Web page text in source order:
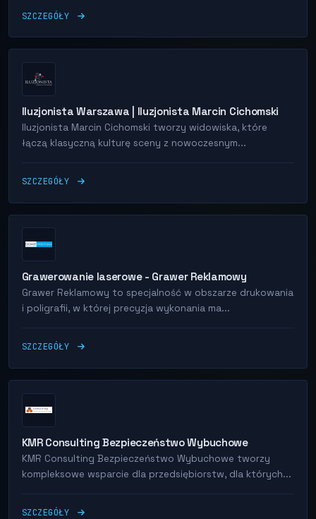
SZCZEGÓŁY
Iluzjonista Warszawa | Iluzjonista Marcin Cichomski
Iluzjonista Marcin Cichomski tworzy widowiska, które
łączą klasyczną kulturę sceny z nowoczesnym...
SZCZEGÓŁY
Grawerowanie laserowe - Grawer Reklamowy
Grawer Reklamowy to specjalność w obszarze drukowania
i poligrafii, w której precyzja wykonania ma...
SZCZEGÓŁY
KMR Consulting Bezpieczeństwo Wybuchowe
KMR Consulting Bezpieczeństwo Wybuchowe tworzy
kompleksowe wsparcie dla przedsiębiorstw, dla których...
SZCZEGÓŁY